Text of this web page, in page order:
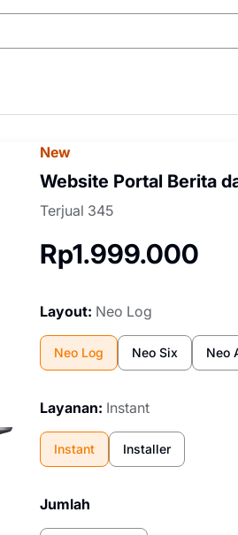
New
Website Portal Berita
Terjual 345
Rp1.999.000
Layout: Neo Log
Neo Log Neo Six Neo
Layanan: Instant
Instant Installer
Jumlah